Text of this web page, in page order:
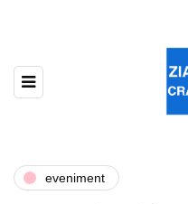
eveniment